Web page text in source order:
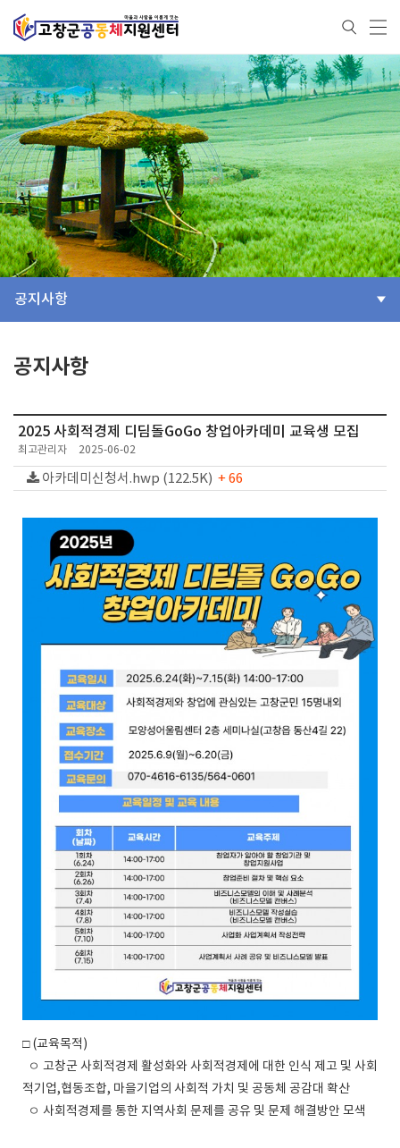
공지사항
공지사항
2025 사회적경제 디딤돌GoGo 창업아카데미 교육생 모집
최고관리자 2025-06-02
아카데미신청서.hwp (122.5K) + 66
□ (교육목적)
ㅇ 고창군 사회적경제 활성화와 사회적경제에 대한 인식 제고 및 사회
적기업,협동조합, 마을기업의 사회적 가치 및 공동체 공감대 확산
ㅇ 사회적경제를 통한 지역사회 문제를 공유 및 문제 해결방안 모색